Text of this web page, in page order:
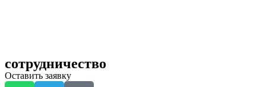
сотрудничество
Оставить заявку